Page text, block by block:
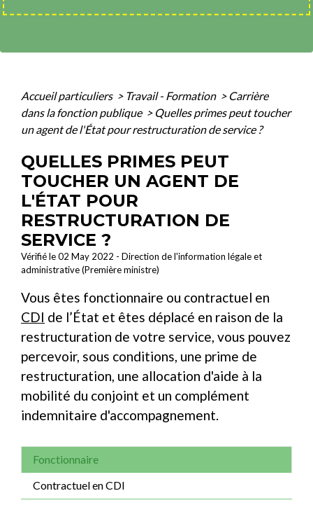
Accueil particuliers > Travail - Formation > Carrière
dans la fonction publique > Quelles primes peut toucher
un agent de l'État pour restructuration de service ?
QUELLES PRIMES PEUT
TOUCHER UN AGENT DE
L'ÉTAT POUR
RESTRUCTURATION DE
SERVICE ?
Vérifié le 02 May 2022 - Direction de l'information légale et
administrative (Première ministre)
Vous êtes fonctionnaire ou contractuel en
CDI de l’État et êtes déplacé en raison de la
restructuration de votre service, vous pouvez
percevoir, sous conditions, une prime de
restructuration, une allocation d'aide à la
mobilité du conjoint et un complément
indemnitaire d'accompagnement.
Fonctionnaire
Contractuel en CDI